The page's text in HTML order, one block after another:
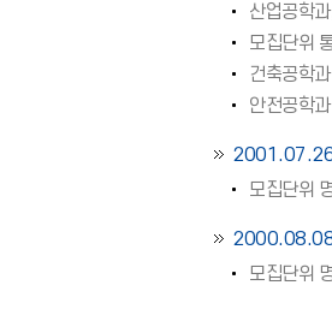
산업공학
모집단위
건축공학
안전공학
모집단위
모집단위